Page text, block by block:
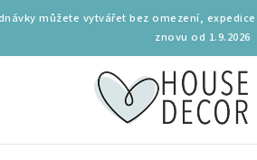
můžete vytvářet bez omezení,
znovu od 1.9.2026